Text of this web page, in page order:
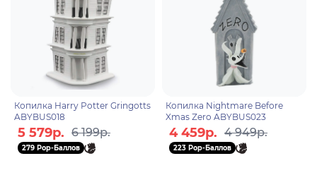
Копилка Harry Potter Gringotts
ABYBUS018
5 579р. 6 199р.
279 Pop-Баллов
Копилка Nightmare Before
Xmas Zero ABYBUS023
4 459р. 4 949р.
223 Pop-Баллов